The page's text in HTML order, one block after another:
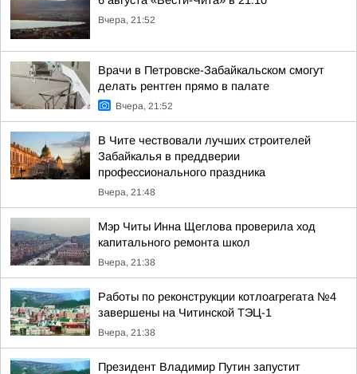
Вчера, 21:52
Врачи в Петровске-Забайкальском смогут
делать рентген прямо в палате
Вчера, 21:52
В Чите чествовали лучших строителей
Забайкалья в преддверии
профессионального праздника
Вчера, 21:48
Мэр Читы Инна Щеглова проверила ход
капитального ремонта школ
Вчера, 21:38
Работы по реконструкции котлоагрегата №4
завершены на Читинской ТЭЦ-1
Вчера, 21:38
Президент Владимир Путин запустит